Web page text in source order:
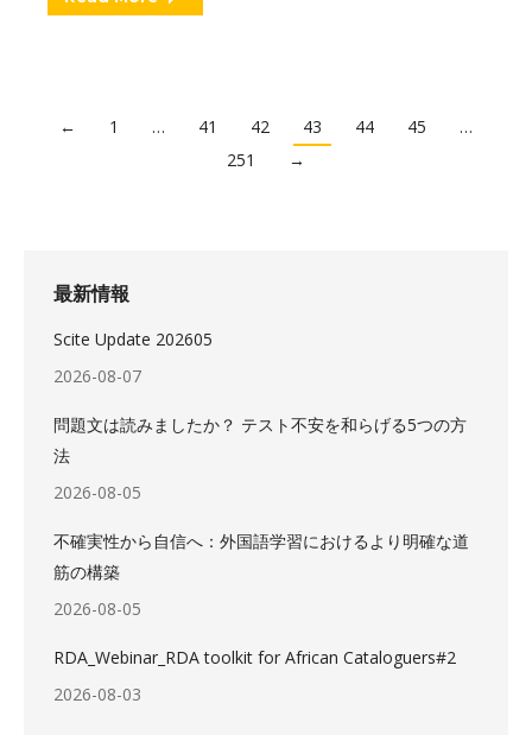
← 1 … 41 42 43 44 45
…
251
→
最新情報
Scite Update 202605
2026-08-07
問題文は読みましたか？ テスト不安を和らげる5つの方
法
2026-08-05
不確実性から自信へ：外国語学習におけるより明確な道
筋の構築
2026-08-05
RDA_Webinar_RDA toolkit for African Cataloguers#2
2026-08-03